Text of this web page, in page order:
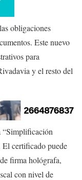
obligaciones
Este nuevo
para
y el resto del
“Simplificación
El certificado puede
firma hológrafa,
con nivel de